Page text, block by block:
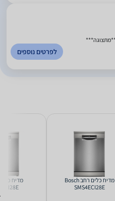
לפרטים נוספים
מדיח כלים ‏רחב Bosch
SMS4ECI28E